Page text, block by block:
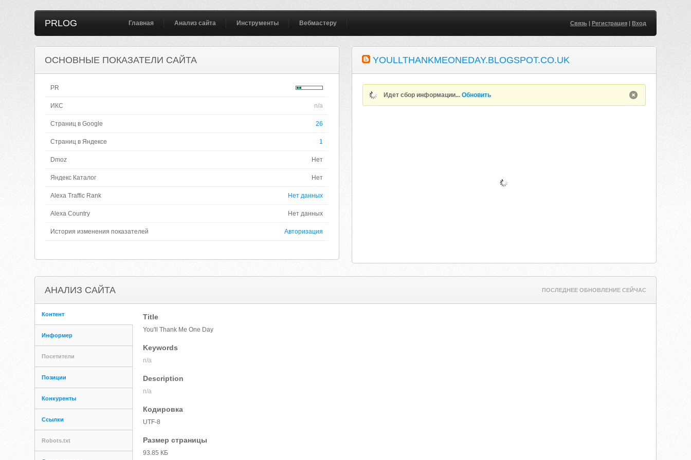
PRLOG Главная Анализ сайта Инструменты Вебмастеру Связь| Регистрация| Вход
ОСНОВНЫЕ ПОКАЗАТЕЛИ САЙТА
PR
ИКС n/a
Страниц в Google 26
Страниц в Яндексе 1
Dmoz Нет
Яндекс Каталог Нет
Alexa Traffic Rank Нет данных
Alexa Country Нет данных
История изменения показателей Авторизация
YOULLTHANKMEONEDAY.BLOGSPOT.CO.UK
Идет сбор информации...Обновить
АНАЛИЗ САЙТА ПОСЛЕДНЕЕ ОБНОВЛЕНИЕ СЕЙЧАС
Контент
Информер
Посетители
Позиции
Конкуренты
Ссылки
Robots.txt
Title
You'll Thank Me One Day
Keywords
n/a
Description
n/a
Кодировка
UTF-8
Размер страницы
93.85 КБ